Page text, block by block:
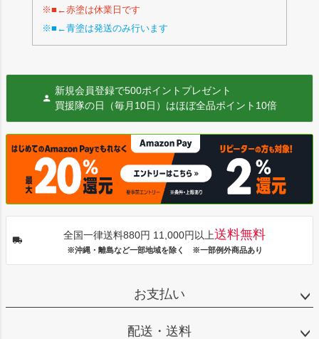
※■←赤塗は休業日です
※■←青塗は発送のみ行います
新規会員登録で500ポイントプレゼント
買援隊の日（毎月10日）はほぼ全品ポイント10倍
全国一律送料880円 11,000円以上送料無料
※沖縄・離島など一部地域を除く ※一部例外商品あり
お支払い
配送・送料